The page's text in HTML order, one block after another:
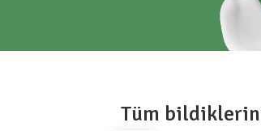
Tüm